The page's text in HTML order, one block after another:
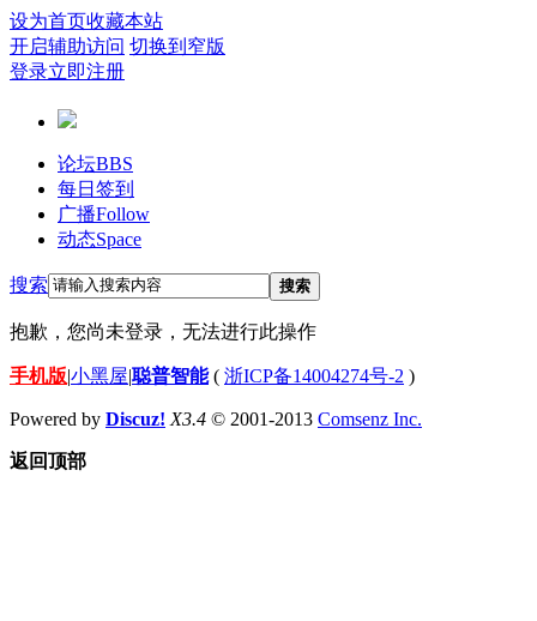
设为首页收藏本站
开启辅助访问 切换到窄版
登录立即注册
论坛BBS
每日签到
广播Follow
动态Space
搜索 搜索
抱歉，您尚未登录，无法进行此操作
手机版|小黑屋|聪普智能( 浙ICP备14004274号-2 )
Powered by Discuz! X3.4 © 2001-2013 Comsenz Inc.
返回顶部